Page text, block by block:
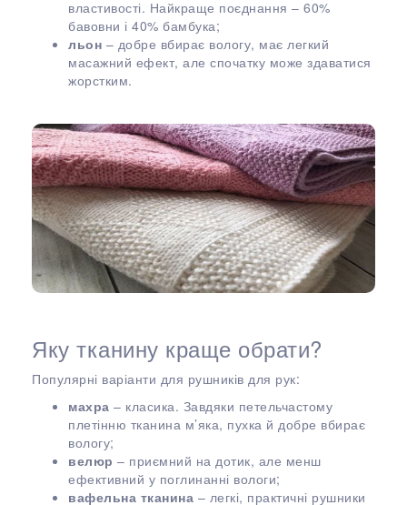
властивості. Найкраще поєднання – 60%
бавовни і 40% бамбука;
льон – добре вбирає вологу, має легкий
масажний ефект, але спочатку може здаватися
жорстким.
Яку тканину краще обрати?
Популярні варіанти для рушників для рук:
махра – класика. Завдяки петельчастому
плетінню тканина м’яка, пухка й добре вбирає
вологу;
велюр – приємний на дотик, але менш
ефективний у поглинанні вологи;
вафельна тканина – легкі, практичні рушники